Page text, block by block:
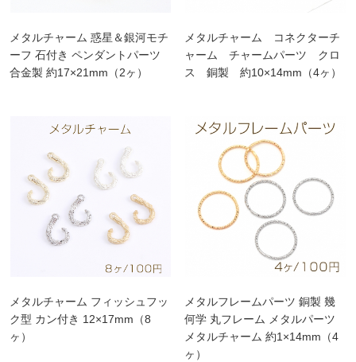
メタルチャーム 惑星＆銀河モチ
ーフ 石付き ペンダントパーツ
合金製 約17×21mm（2ヶ）
メタルチャーム コネクターチ
ャーム チャームパーツ クロ
ス 銅製 約10×14mm（4ヶ）
メタルチャーム フィッシュフッ
ク型 カン付き 12×17mm（8
ヶ）
メタルフレームパーツ 銅製 幾
何学 丸フレーム メタルパーツ
メタルチャーム 約1×14mm（4
ヶ）